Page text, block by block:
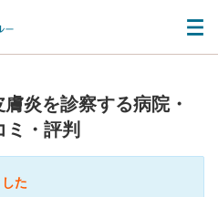
炎を診察する病院・
ミ・評判
た